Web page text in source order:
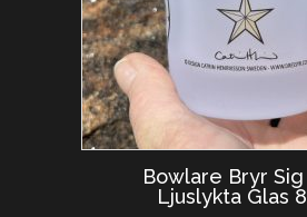
Bowlare Bryr Sig
Ljuslykta Glas